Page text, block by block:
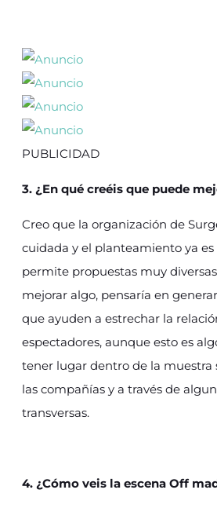
PUBLICIDAD
3. ¿En qué creéis que puede
Creo que la organización de
cuidada y el planteamiento ya
permite propuestas muy
mejorar algo, pensaría en
que ayuden a estrechar la
espectadores, aunque esto es
tener lugar dentro de la muestra
las compañías y a través de
transversas.
4. ¿Cómo veis la escena Off